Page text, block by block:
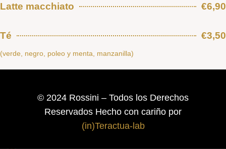
Latte macchiato €6,90
Té €3,50
(verde, negro, poleo y menta, manzanilla)
© 2024 Rossini – Todos los Derechos
Reservados Hecho con cariño por
(in)Teractua-lab